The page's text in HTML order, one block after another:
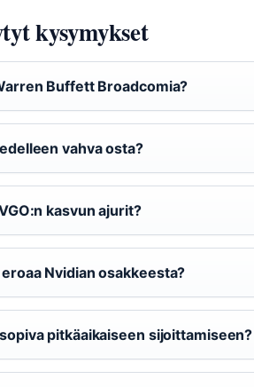
kysymykset
Buffett Broadcomia?
vahva osta?
kasvun ajurit?
Nvidian osakkeesta?
pitkäaikaiseen sijoittamiseen?